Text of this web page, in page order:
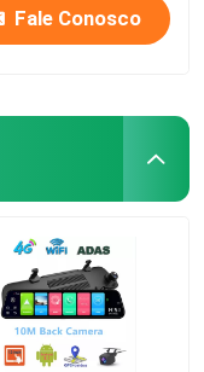
Fale Conosco